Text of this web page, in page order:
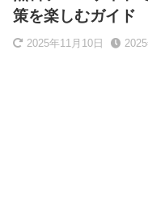
策を楽しむガイド
2025年11月10日